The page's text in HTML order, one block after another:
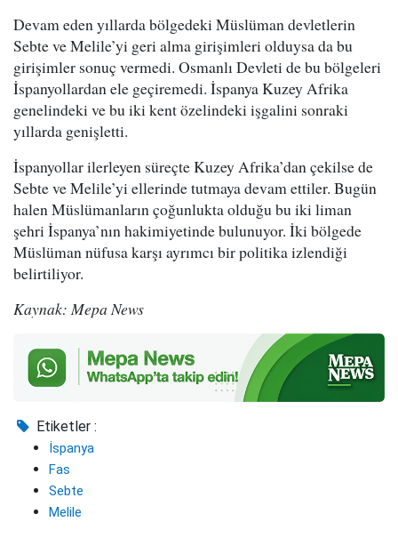
Devam eden yıllarda bölgedeki Müslüman devletlerin
Sebte ve Melile’yi geri alma girişimleri olduysa da bu
girişimler sonuç vermedi. Osmanlı Devleti de bu bölgeleri
İspanyollardan ele geçiremedi. İspanya Kuzey Afrika
genelindeki ve bu iki kent özelindeki işgalini sonraki
yıllarda genişletti.
İspanyollar ilerleyen süreçte Kuzey Afrika’dan çekilse de
Sebte ve Melile’yi ellerinde tutmaya devam ettiler. Bugün
halen Müslümanların çoğunlukta olduğu bu iki liman
şehri İspanya’nın hakimiyetinde bulunuyor. İki bölgede
Müslüman nüfusa karşı ayrımcı bir politika izlendiği
belirtiliyor.
Kaynak: Mepa News
Etiketler :
İspanya
Fas
Sebte
Melile